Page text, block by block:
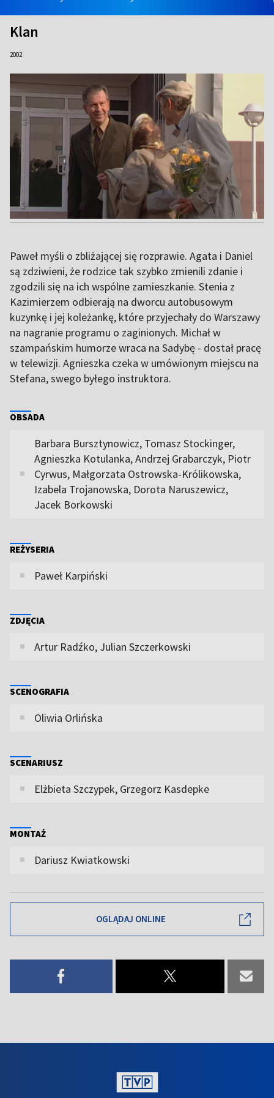
Klan
2002
Paweł myśli o zbliżającej się rozprawie. Agata i Daniel
są zdziwieni, że rodzice tak szybko zmienili zdanie i
zgodzili się na ich wspólne zamieszkanie. Stenia z
Kazimierzem odbierają na dworcu autobusowym
kuzynkę i jej koleżankę, które przyjechały do Warszawy
na nagranie programu o zaginionych. Michał w
szampańskim humorze wraca na Sadybę - dostał pracę
w telewizji. Agnieszka czeka w umówionym miejscu na
Stefana, swego byłego instruktora.
OBSADA
Barbara Bursztynowicz, Tomasz Stockinger,
Agnieszka Kotulanka, Andrzej Grabarczyk, Piotr
Cyrwus, Małgorzata Ostrowska-Królikowska,
Izabela Trojanowska, Dorota Naruszewicz,
Jacek Borkowski
REŻYSERIA
Paweł Karpiński
ZDJĘCIA
Artur Radźko, Julian Szczerkowski
SCENOGRAFIA
Oliwia Orlińska
SCENARIUSZ
Elżbieta Szczypek, Grzegorz Kasdepke
MONTAŻ
Dariusz Kwiatkowski
OGLĄDAJ ONLINE